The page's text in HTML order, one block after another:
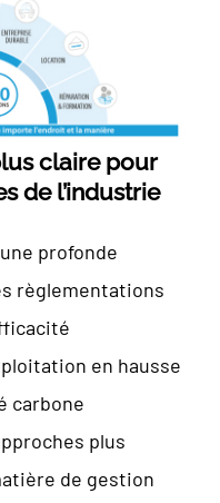
claire pour
de l’industrie
profonde
règlementations
en hausse
carbone
plus
de gestion